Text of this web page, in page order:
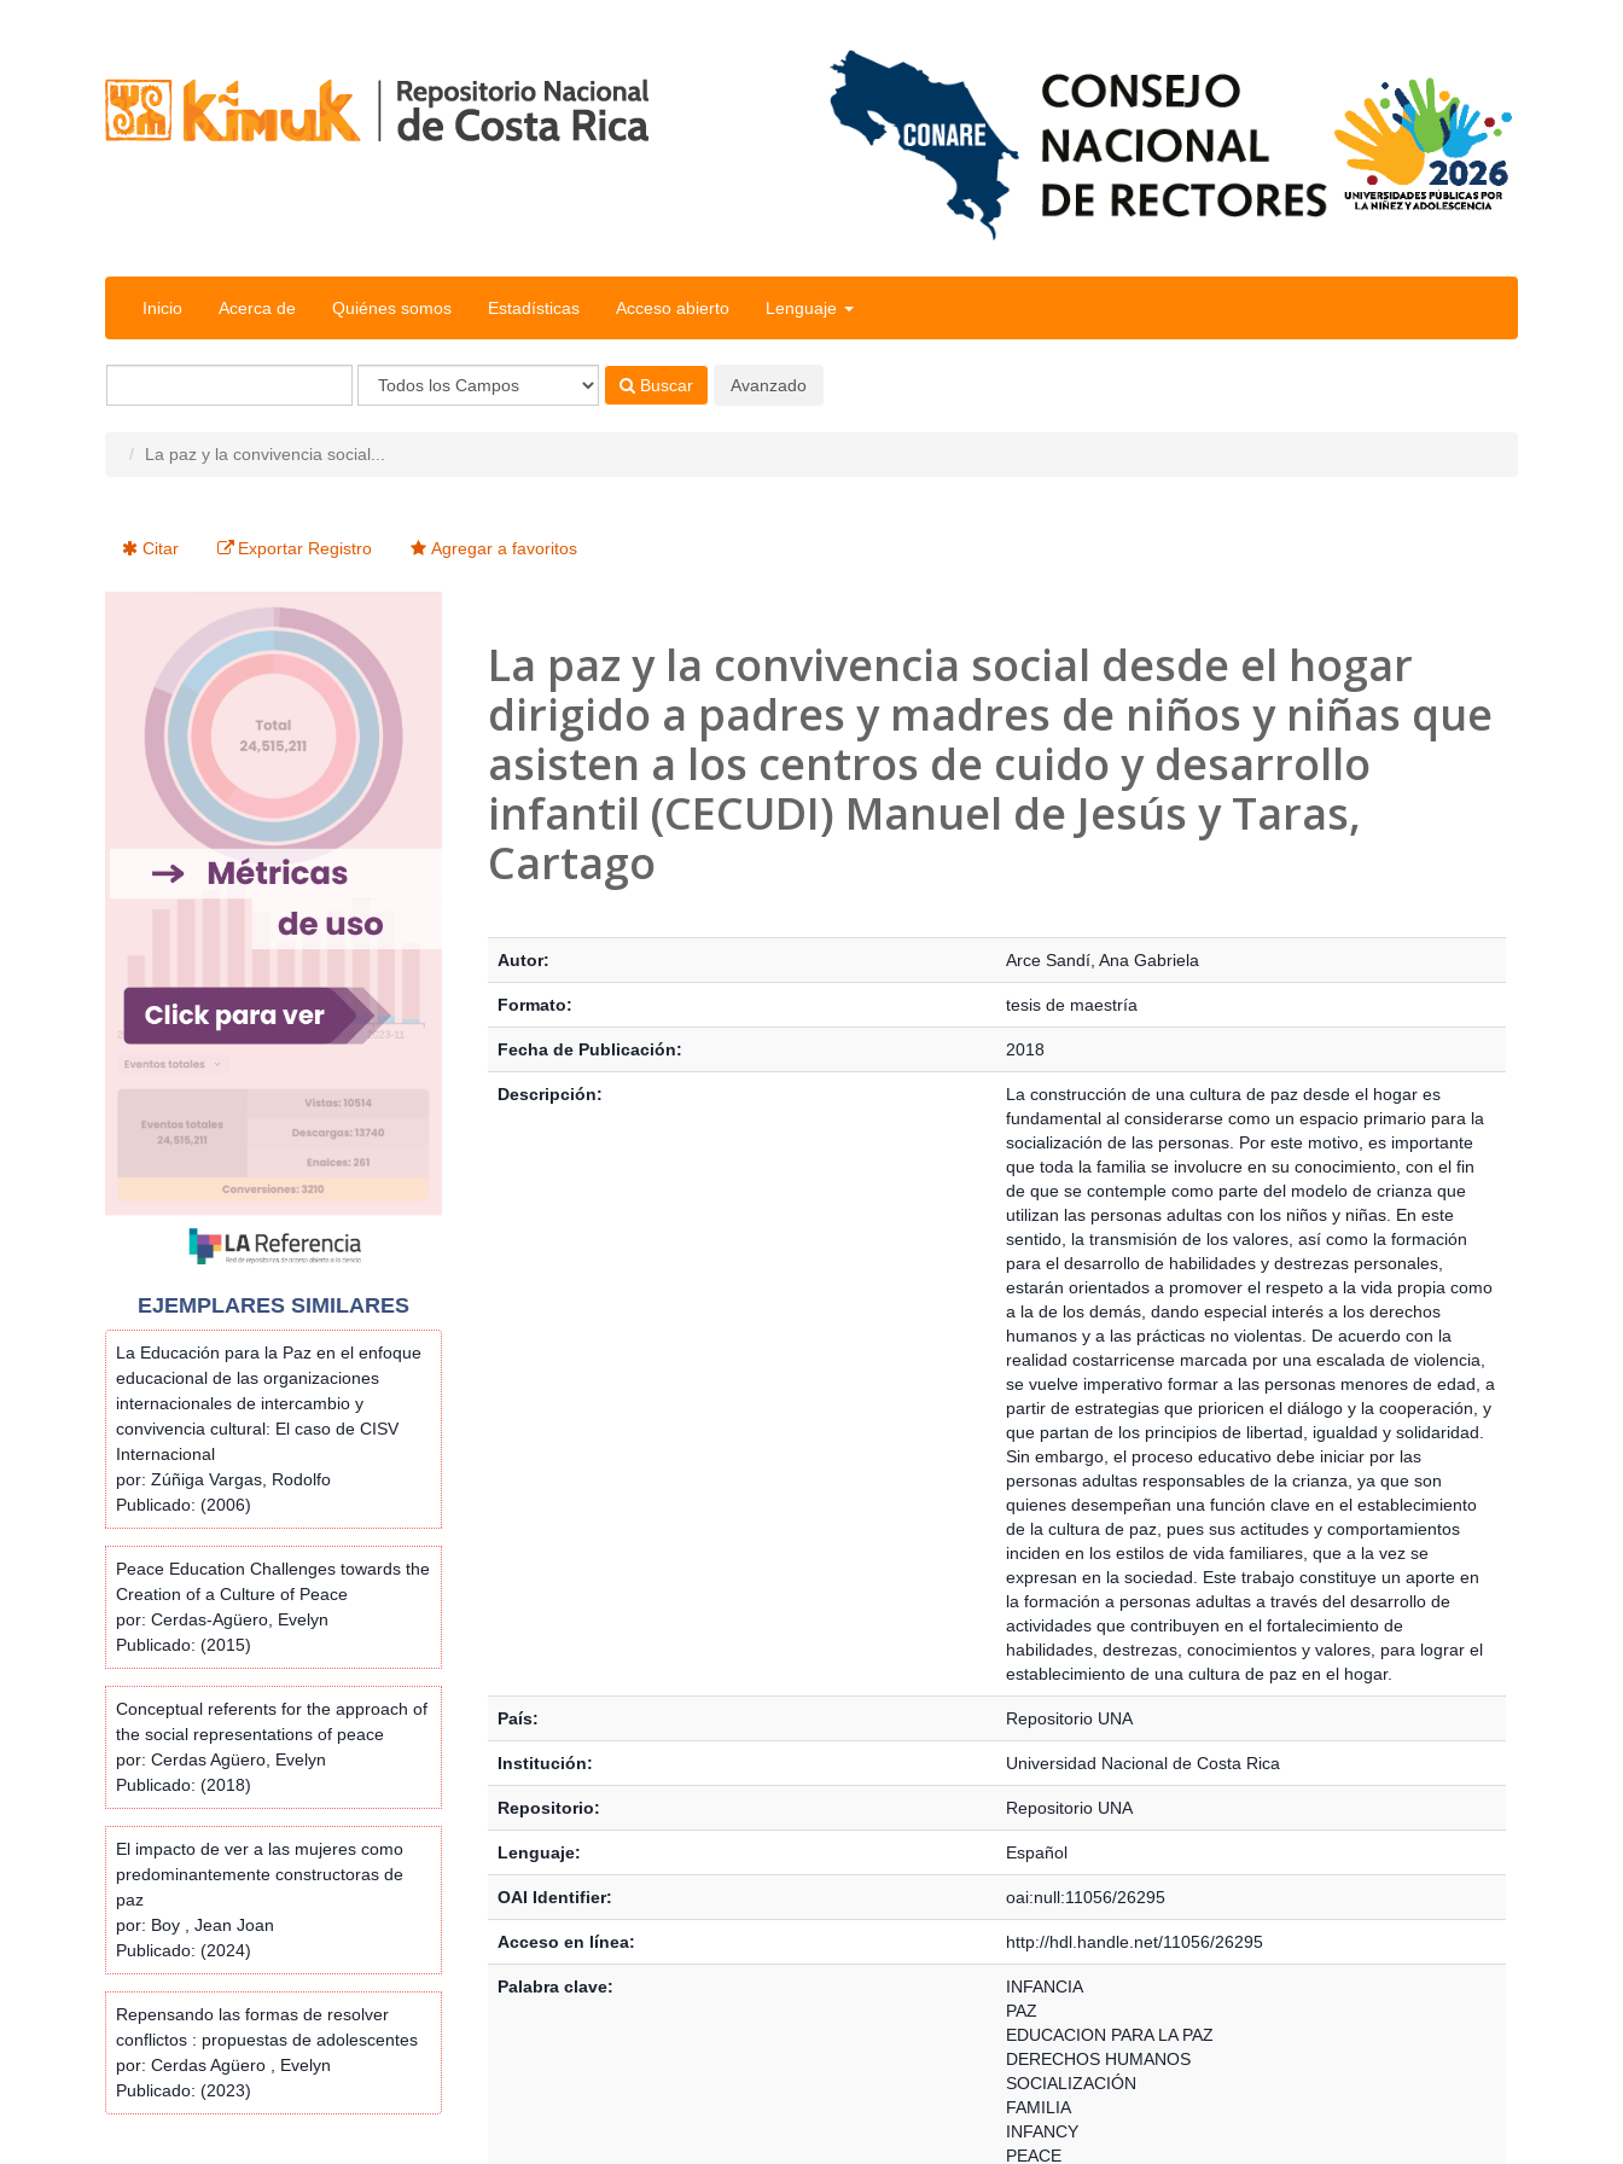
Inicio Acerca de Quiénes somos Estadísticas Acceso abierto Lenguaje
Buscar Avanzado
La paz y la convivencia social...
Citar Exportar Registro Agregar a favoritos
La paz y la convivencia social desde el hogar
dirigido a padres y madres de niños y niñas que
asisten a los centros de cuido y desarrollo
infantil (CECUDI) Manuel de Jesús y Taras,
Cartago
Autor: Arce Sandí, Ana Gabriela
Formato: tesis de maestría
Fecha de Publicación: 2018
Descripción:
La construcción de una cultura de paz desde el hogar es
fundamental al considerarse como un espacio primario para la
socialización de las personas. Por este motivo, es importante
que toda la familia se involucre en su conocimiento, con el fin
de que se contemple como parte del modelo de crianza que
utilizan las personas adultas con los niños y niñas. En este
sentido, la transmisión de los valores, así como la formación
para el desarrollo de habilidades y destrezas personales,
estarán orientados a promover el respeto a la vida propia como
a la de los demás, dando especial interés a los derechos
humanos y a las prácticas no violentas. De acuerdo con la
realidad costarricense marcada por una escalada de violencia,
se vuelve imperativo formar a las personas menores de edad, a
partir de estrategias que prioricen el diálogo y la cooperación, y
que partan de los principios de libertad, igualdad y solidaridad.
Sin embargo, el proceso educativo debe iniciar por las
personas adultas responsables de la crianza, ya que son
quienes desempeñan una función clave en el establecimiento
de la cultura de paz, pues sus actitudes y comportamientos
inciden en los estilos de vida familiares, que a la vez se
expresan en la sociedad. Este trabajo constituye un aporte en
la formación a personas adultas a través del desarrollo de
actividades que contribuyen en el fortalecimiento de
habilidades, destrezas, conocimientos y valores, para lograr el
establecimiento de una cultura de paz en el hogar.
País: Repositorio UNA
Institución: Universidad Nacional de Costa Rica
Repositorio: Repositorio UNA
Lenguaje: Español
OAI Identifier: oai:null:11056/26295
Acceso en línea: http://hdl.handle.net/11056/26295
Palabra clave:
INFANCIA
PAZ
EDUCACION PARA LA PAZ
DERECHOS HUMANOS
SOCIALIZACIÓN
FAMILIA
INFANCY
PEACE
EJEMPLARES SIMILARES
La Educación para la Paz en el enfoque
educacional de las organizaciones
internacionales de intercambio y
convivencia cultural: El caso de CISV
Internacional
por: Zúñiga Vargas, Rodolfo
Publicado: (2006)
Peace Education Challenges towards the
Creation of a Culture of Peace
por: Cerdas-Agüero, Evelyn
Publicado: (2015)
Conceptual referents for the approach of
the social representations of peace
por: Cerdas Agüero, Evelyn
Publicado: (2018)
El impacto de ver a las mujeres como
predominantemente constructoras de
paz
por: Boy , Jean Joan
Publicado: (2024)
Repensando las formas de resolver
conflictos : propuestas de adolescentes
por: Cerdas Agüero , Evelyn
Publicado: (2023)